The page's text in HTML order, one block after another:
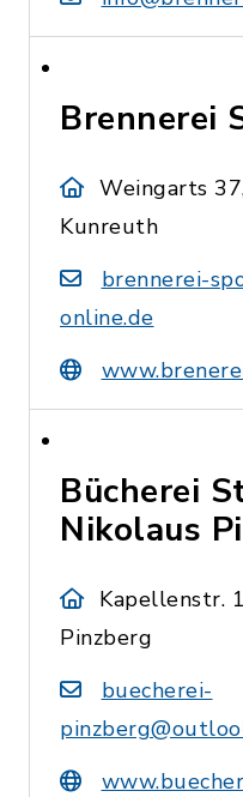
Brennerei
Weingarts
Kunreuth
brennerei-
online.de
Bücherei
Nikolaus
Kapellenstr.
Pinzberg
buecherei-